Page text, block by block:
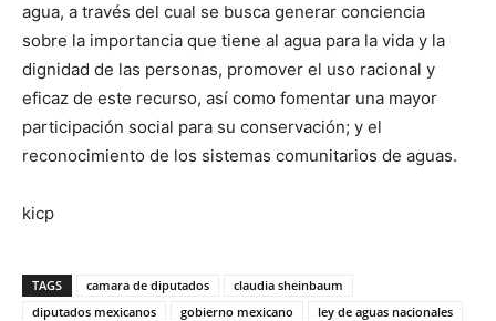
agua, a través del cual se busca generar conciencia
sobre la importancia que tiene al agua para la vida y la
dignidad de las personas, promover el uso racional y
eficaz de este recurso, así como fomentar una mayor
participación social para su conservación; y el
reconocimiento de los sistemas comunitarios de aguas.
kicp
TAGS camara de diputados
claudia sheinbaum
diputados mexicanos
gobierno mexicano
ley de aguas nacionales